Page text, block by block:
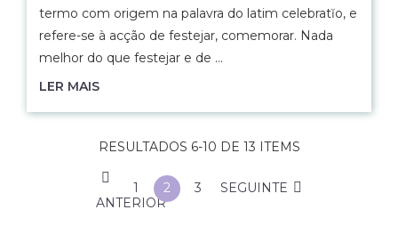
termo com origem na palavra do latim celebratĭo, e
refere-se à acção de festejar, comemorar. Nada
melhor do que festejar e de …
LER MAIS
RESULTADOS 6-10 DE 13 ITEMS
ANTERIOR
1 2 3 SEGUINTE